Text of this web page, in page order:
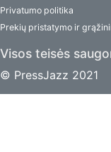
Privatumo politika
Prekių pristatymo ir
Visos teisės
© PressJazz 2021